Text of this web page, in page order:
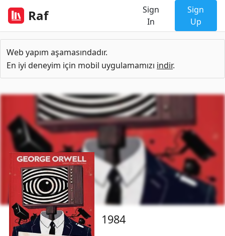
Raf
Sign
In
Sign
Up
Web yapım aşamasındadır.
En iyi deneyim için mobil uygulamamızı indir.
1984